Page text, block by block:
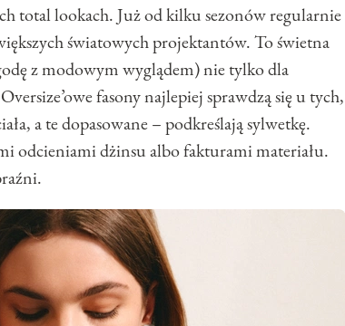
total lookach. Już od kilku sezonów regularnie
światowych projektantów. To świetna
z modowym wyglądem) nie tylko dla
fasony najlepiej sprawdzą się u tych,
a te dopasowane – podkreślają sylwetkę.
odcieniami dżinsu albo fakturami materiału.